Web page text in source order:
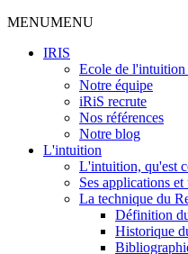
MENUMENU
IRIS
Ecole de l'intuition
Notre équipe
iRiS recrute
Nos références
Notre blog
L'intuition
L'intuition, qu'est
Ses applications et
La technique du
Définition
Historique